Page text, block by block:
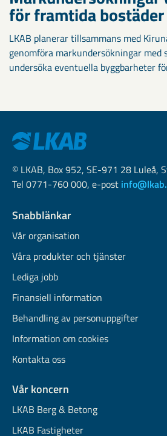
för framtida
LKAB planerar tillsammans med
genomföra markundersökningar
undersöka eventuella byggbarheter
© LKAB, Box 952, SE-971 28 Luleå,
Tel 0771-760 000, e-post
Snabblänkar
Vår organisation
Våra produkter och tjänster
Lediga jobb
Finansiell information
Behandling av personuppgifter
Information om cookies
Kontakta oss
Vår koncern
LKAB Berg & Betong
LKAB Fastigheter